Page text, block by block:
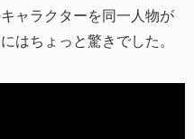
ャラクターを同一人物が
はちょっと驚きでした。